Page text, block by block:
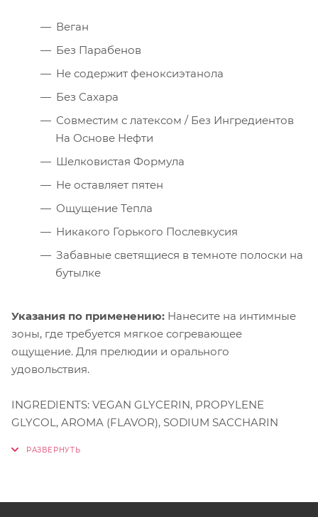
Веган
Без Парабенов
Не содержит феноксиэтанола
Без Сахара
Совместим с латексом / Без Ингредиентов
На Основе Нефти
Шелковистая Формула
Не оставляет пятен
Ощущение Тепла
Никакого Горького Послевкусия
Забавные светящиеся в темноте полоски на
бутылке
Указания по применению: Нанесите на интимные
зоны, где требуется мягкое согревающее
ощущение. Для прелюдии и орального
удовольствия.
INGREDIENTS: VEGAN GLYCERIN, PROPYLENE
GLYCOL, AROMA (FLAVOR), SODIUM SACCHARIN